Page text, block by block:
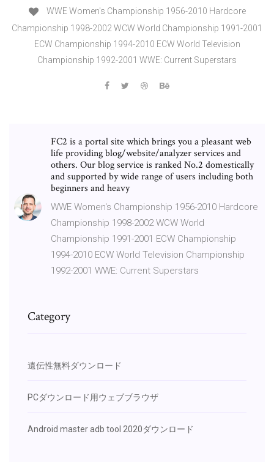
WWE Women's Championship 1956-2010 Hardcore
Championship 1998-2002 WCW World Championship 1991-2001
ECW Championship 1994-2010 ECW World Television
Championship 1992-2001 WWE: Current Superstars
FC2 is a portal site which brings you a pleasant web
life providing blog/website/analyzer services and
others. Our blog service is ranked No.2 domestically
and supported by wide range of users including both
beginners and heavy
WWE Women's Championship 1956-2010 Hardcore
Championship 1998-2002 WCW World
Championship 1991-2001 ECW Championship
1994-2010 ECW World Television Championship
1992-2001 WWE: Current Superstars
Category
遺伝性無料ダウンロード
PCダウンロード用ウェブブラウザ
Android master adb tool 2020ダウンロード